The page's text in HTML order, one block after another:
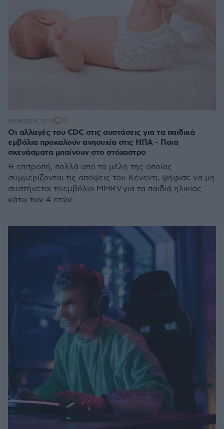
Οι αλλαγές του CDC στις συστάσεις για τα παιδικά
εμβόλια προκαλούν ανησυχία στις ΗΠΑ - Ποια
σκευάσματα μπαίνουν στο στόχαστρο
Η επιτροπή, πολλά από τα μέλη της οποίας
συμμερίζονται τις απόψεις του Κένεντι, ψήφισε να μη
συστήνεται το εμβόλιο MMRV για τα παιδιά ηλικίας
κάτω των 4 ετών
19.09.2025, 12:17 1